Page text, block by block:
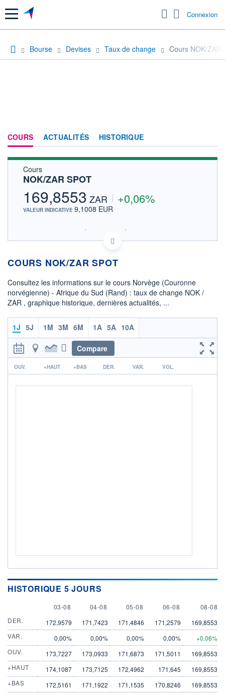
Menu Connexion
Bourse Devises Taux de change Cours NOK/ZAR
COURS ACTUALITÉS HISTORIQUE
Cours
NOK/ZAR SPOT
169,8553 ZAR +0,06%
VALEUR INDICATIVE 9,1008 EUR
SIX - FOREX 2 DONNÉES TEMPS RÉEL
Politique d'exécution
15h29
170
OUVERTURE
169,8553
CLÔTURE VEILLE
169,8553 169,8553
COTATION SPÉCIFIQUE
COURS NOK/ZAR SPOT
Consultez les informations sur le cours Norvège (Couronne
norvégienne) - Afrique du Sud (Rand) : taux de change NOK /
ZAR , graphique historique, dernières actualités, ...
1J 5J 1M 3M 6M 1A 5A 10A
Compare
r
OUV. +HAUT +BAS DER. VAR. VOL.
HISTORIQUE 5 JOURS
3 AUGUST
03-08 4 AUGUST
04-08 5 AUGUST
05-08 6 AUGUST
06-08 8
08-08
DER.
172,9579 171,7423 171,4846 171,2579
169,8553
VAR.
0,00% 0,00% 0,00% 0,00%
+0,06%
OUV.
173,7227 173,0933 171,6873 171,5011
169,8553
+HAUT
174,1087 173,7125 172,4962 171,645
169,8553
+BAS
172,5161 171,1922 171,1535 170,8246
169,8553